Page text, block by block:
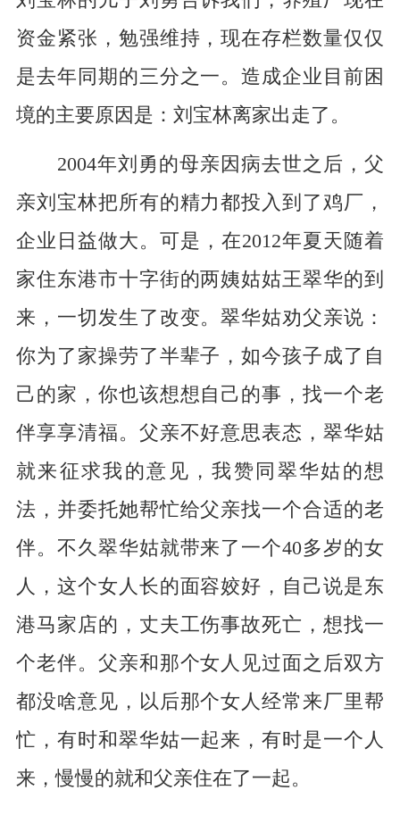
资金紧张，勉强维持，现在存栏数量仅仅
是去年同期的三分之一。造成企业目前困
境的主要原因是：刘宝林离家出走了。
2004年刘勇的母亲因病去世之后，父
亲刘宝林把所有的精力都投入到了鸡厂，
企业日益做大。可是，在2012年夏天随着
家住东港市十字街的两姨姑姑王翠华的到
来，一切发生了改变。翠华姑劝父亲说：
你为了家操劳了半辈子，如今孩子成了自
己的家，你也该想想自己的事，找一个老
伴享享清福。父亲不好意思表态，翠华姑
就来征求我的意见，我赞同翠华姑的想
法，并委托她帮忙给父亲找一个合适的老
伴。不久翠华姑就带来了一个40多岁的女
人，这个女人长的面容姣好，自己说是东
港马家店的，丈夫工伤事故死亡，想找一
个老伴。父亲和那个女人见过面之后双方
都没啥意见，以后那个女人经常来厂里帮
忙，有时和翠华姑一起来，有时是一个人
来，慢慢的就和父亲住在了一起。